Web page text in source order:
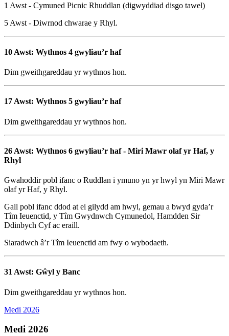
1 Awst - Cymuned Picnic Rhuddlan (digwyddiad disgo tawel)
5 Awst - Diwrnod chwarae y Rhyl.
10 Awst: Wythnos 4 gwyliau’r haf
Dim gweithgareddau yr wythnos hon.
17 Awst: Wythnos 5 gwyliau’r haf
Dim gweithgareddau yr wythnos hon.
26 Awst: Wythnos 6 gwyliau’r haf - Miri Mawr olaf yr Haf, y
Rhyl
Gwahoddir pobl ifanc o Ruddlan i ymuno yn yr hwyl yn Miri Mawr
olaf yr Haf, y Rhyl.
Gall pobl ifanc ddod at ei gilydd am hwyl, gemau a bwyd gyda’r
Tîm Ieuenctid, y Tîm Gwydnwch Cymunedol, Hamdden Sir
Ddinbych Cyf ac eraill.
Siaradwch â’r Tîm Ieuenctid am fwy o wybodaeth.
31 Awst: Gŵyl y Banc
Dim gweithgareddau yr wythnos hon.
Medi 2026
Medi 2026